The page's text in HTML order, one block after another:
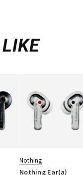
Nothing
Nothing Ear(a)